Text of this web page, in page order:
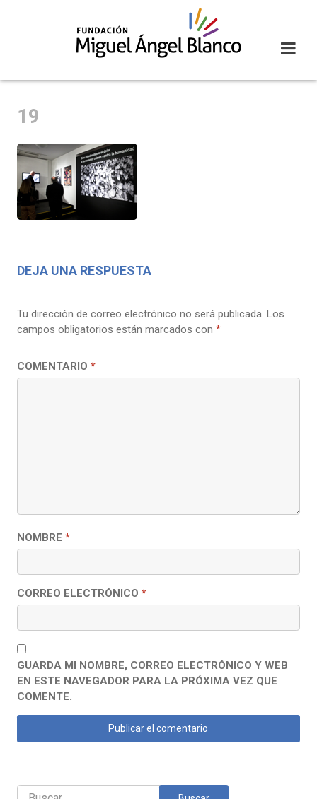
19
DEJA UNA RESPUESTA
Tu dirección de correo electrónico no será publicada. Los
campos obligatorios están marcados con *
COMENTARIO *
NOMBRE *
CORREO ELECTRÓNICO *
GUARDA MI NOMBRE, CORREO ELECTRÓNICO Y WEB
EN ESTE NAVEGADOR PARA LA PRÓXIMA VEZ QUE
COMENTE.
Buscar: